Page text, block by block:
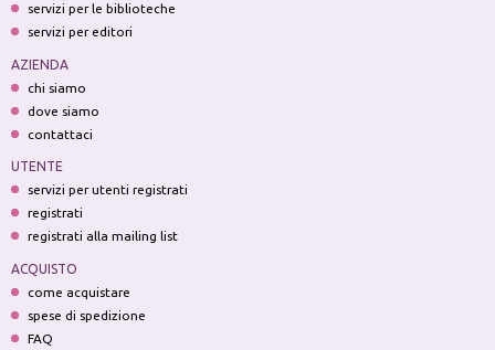
servizi per le biblioteche
servizi per editori
AZIENDA
chi siamo
dove siamo
contattaci
UTENTE
servizi per utenti registrati
registrati
registrati alla mailing list
ACQUISTO
come acquistare
spese di spedizione
FAQ